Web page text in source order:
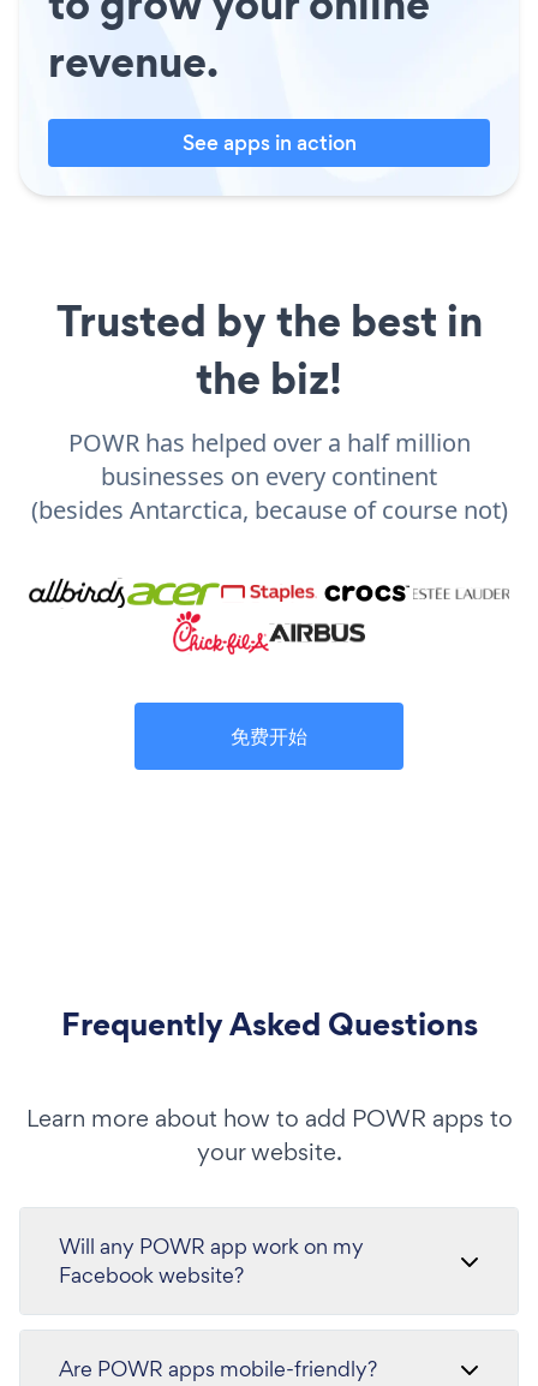
revenue.
See apps in action
Trusted by the best in
the biz!
POWR has helped over a half million
businesses on every continent
(besides Antarctica, because of course not)
免费开始
Frequently Asked Questions
Learn more about how to add POWR apps to
your website.
Will any POWR app work on my
Facebook website?
Are POWR apps mobile-friendly?